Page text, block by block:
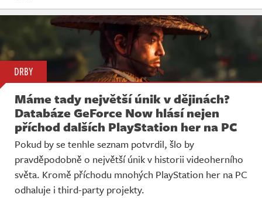
DRBY
Máme tady největší únik v dějinách?
Databáze GeForce Now hlásí nejen
příchod dalších PlayStation her na PC
Pokud by se tenhle seznam potvrdil, šlo by
pravděpodobně o největší únik v historii videoherního
světa. Kromě příchodu mnohých PlayStation her na PC
odhaluje i third-party projekty.